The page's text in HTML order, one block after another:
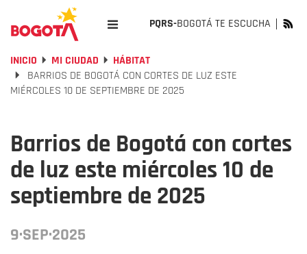
PQRS-BOGOTÁ TE ESCUCHA
INICIO MI CIUDAD
HÁBITAT
BARRIOS DE BOGOTÁ CON CORTES DE LUZ ESTE
MIÉRCOLES 10 DE SEPTIEMBRE DE 2025
Barrios de Bogotá con cortes
de luz este miércoles 10 de
septiembre de 2025
9·SEP·2025